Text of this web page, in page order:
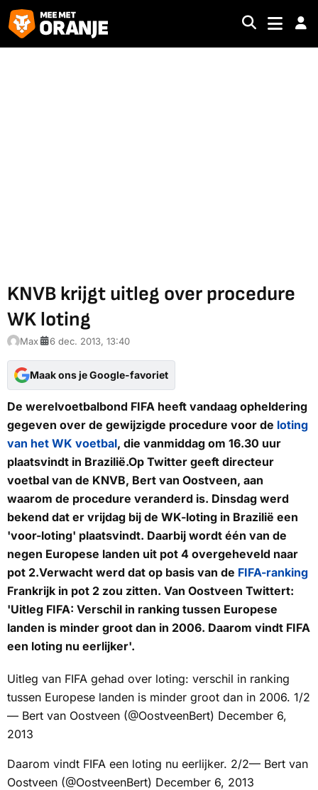
KNVB krijgt uitleg over procedure
WK loting
Max 6 dec. 2013, 13:40
Maak ons je Google-favoriet
De werelvoetbalbond FIFA heeft vandaag opheldering
gegeven over de gewijzigde procedure voor de loting
van het WK voetbal, die vanmiddag om 16.30 uur
plaatsvindt in Brazilië.Op Twitter geeft directeur
voetbal van de KNVB, Bert van Oostveen, aan
waarom de procedure veranderd is. Dinsdag werd
bekend dat er vrijdag bij de WK-loting in Brazilië een
'voor-loting' plaatsvindt. Daarbij wordt één van de
negen Europese landen uit pot 4 overgeheveld naar
pot 2.Verwacht werd dat op basis van de FIFA-ranking
Frankrijk in pot 2 zou zitten. Van Oostveen Twittert:
'Uitleg FIFA: Verschil in ranking tussen Europese
landen is minder groot dan in 2006. Daarom vindt FIFA
een loting nu eerlijker'.
Uitleg van FIFA gehad over loting: verschil in ranking
tussen Europese landen is minder groot dan in 2006. 1/2
— Bert van Oostveen (@OostveenBert) December 6,
2013
Daarom vindt FIFA een loting nu eerlijker. 2/2— Bert van
Oostveen (@OostveenBert) December 6, 2013